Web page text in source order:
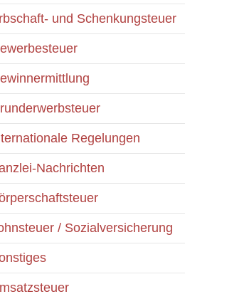
und Schenkungsteuer
Regelungen
Nachrichten
/ Sozialversicherung